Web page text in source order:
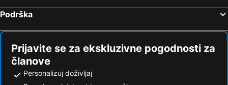
Podrška
Prijavite se za ekskluzivne pogodnosti za
članove
Personalizuj doživljaj